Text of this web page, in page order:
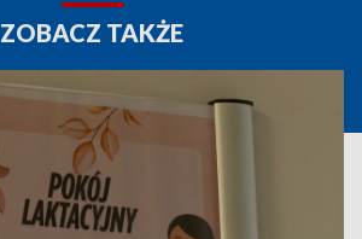
ZOBACZ TAKŻE